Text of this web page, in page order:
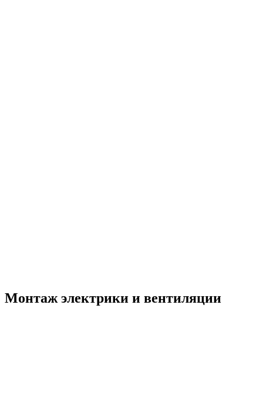
Монтаж электрики и вентиляции